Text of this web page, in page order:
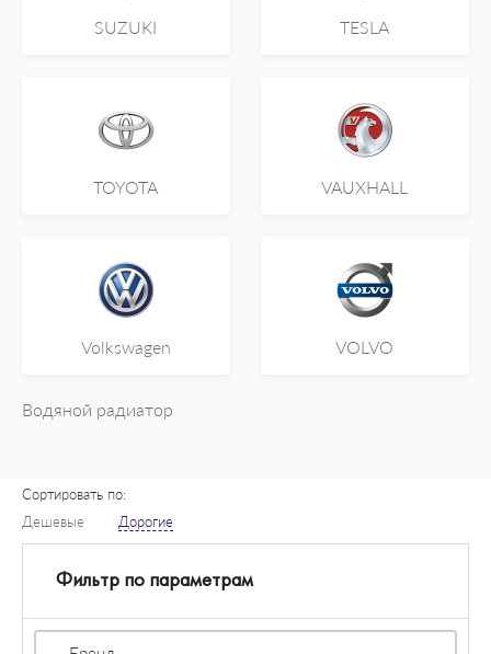
SUZUKI TESLA
TOYOTA VAUXHALL
Volkswagen VOLVO
Водяной радиатор
Сортировать по:
Дешевые
Дорогие
Фильтр по параметрам